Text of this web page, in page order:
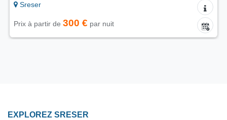
Sreser
Prix à partir de 300 € par nuit
EXPLOREZ SRESER